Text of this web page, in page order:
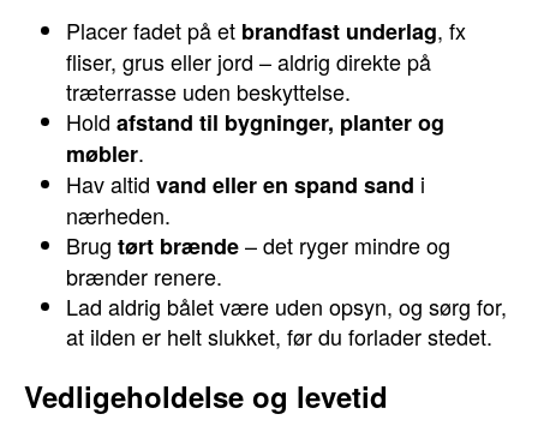
Placer fadet på et brandfast underlag, fx
fliser, grus eller jord – aldrig direkte på
træterrasse uden beskyttelse.
Hold afstand til bygninger, planter og
møbler.
Hav altid vand eller en spand sand i
nærheden.
Brug tørt brænde– det ryger mindre og
brænder renere.
Lad aldrig bålet være uden opsyn, og sørg for,
at ilden er helt slukket, før du forlader stedet.
Vedligeholdelse og levetid